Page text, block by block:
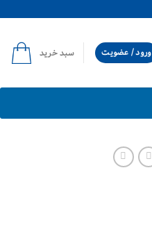
ورود / عضویت سبد خرید